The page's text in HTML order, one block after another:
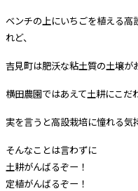
ベンチの上にいちごを植える
れど、
吉見町は肥沃な粘土質の土壌が
横田農園ではあえて土耕にこだ
実を言うと高設栽培に憧れる気
そんなことは言わずに
土耕がんばるぞー！
定植がんばるぞー！